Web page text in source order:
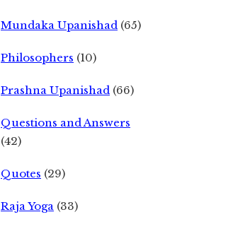
Mundaka Upanishad (65)
Philosophers (10)
Prashna Upanishad (66)
Questions and Answers
(42)
Quotes (29)
Raja Yoga (33)